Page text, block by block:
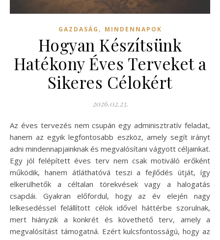
GAZDASÁG , MINDENNAPOK
Hogyan Készítsünk
Hatékony Éves Terveket a
Sikeres Célokért
2026.02.23.
Az éves tervezés nem csupán egy adminisztratív feladat,
hanem az egyik legfontosabb eszköz, amely segít irányt
adni mindennapjainknak és megvalósítani vágyott céljainkat.
Egy jól felépített éves terv nem csak motiváló erőként
működik, hanem átláthatóvá teszi a fejlődés útját, így
elkerülhetők a céltalan törekvések vagy a halogatás
csapdái. Gyakran előfordul, hogy az év elején nagy
lelkesedéssel felállított célok idővel háttérbe szorulnak,
mert hiányzik a konkrét és követhető terv, amely a
megvalósítást támogatná. Ezért kulcsfontosságú, hogy az